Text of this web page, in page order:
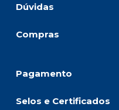
Dúvidas
Compras
Pagamento
Selos e Certificados